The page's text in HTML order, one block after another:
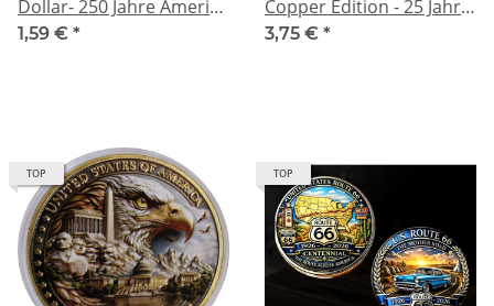
Dollar- 250 Jahre Amerika
Unabhängigkeit - July 4th
1,59 € *
Copper Edition - 25 Jahre
Terroranschlag 9/11 Nine
3,75 € *
TOP TOP